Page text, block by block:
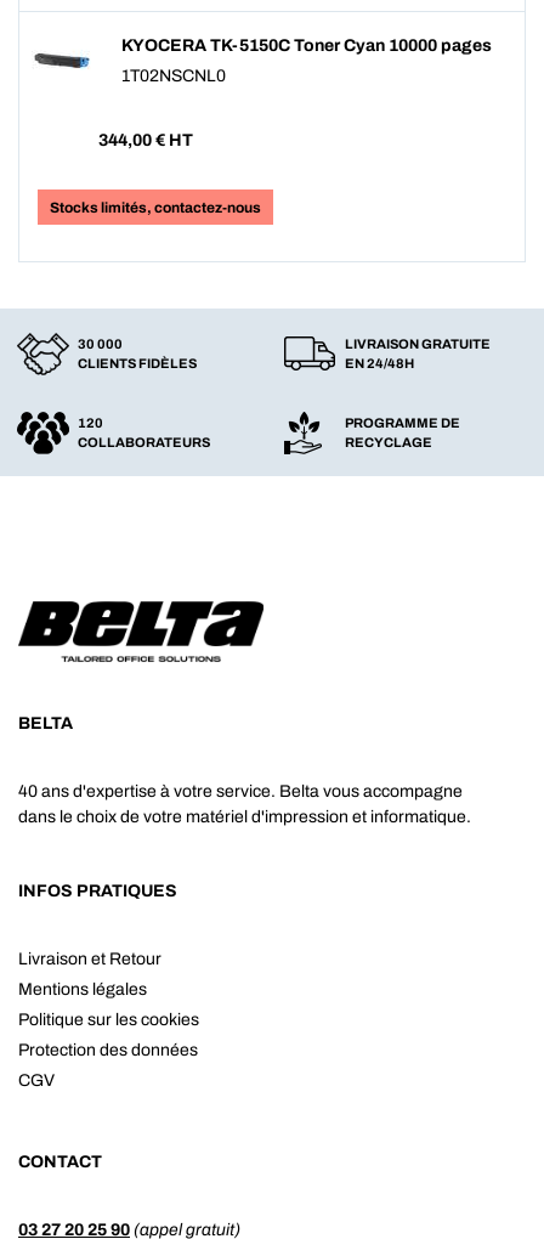
KYOCERA TK-5150C Toner Cyan 10000 pages
1T02NSCNL0
344,00 € HT
Stocks limités, contactez-nous
30 000
CLIENTS FIDÈLES
LIVRAISON GRATUITE
EN 24/48H
120
COLLABORATEURS
PROGRAMME DE
RECYCLAGE
BELTA
40 ans d'expertise à votre service. Belta vous accompagne
dans le choix de votre matériel d'impression et informatique.
INFOS PRATIQUES
Livraison et Retour
Mentions légales
Politique sur les cookies
Protection des données
CGV
CONTACT
03 27 20 25 90 (appel gratuit)